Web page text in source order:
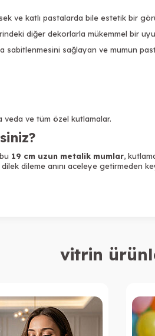
ve katlı pastalarda bile estetik bir
diğer dekorlarla mükemmel bir
sabitlenmesini sağlayan ve mumun
veda ve tüm özel kutlamalar.
19 cm uzun metalik mumlar,
dileme anını aceleye getirmeden
vitrin